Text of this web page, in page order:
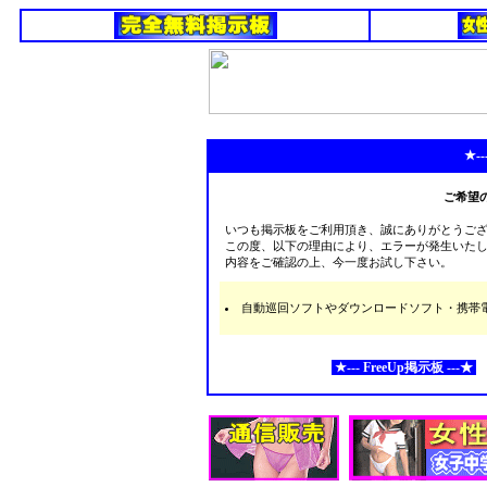
ご希望
いつも掲示板をご利用頂き、誠にありがとうご
この度、以下の理由により、エラーが発生いた
内容をご確認の上、今一度お試し下さい。
自動巡回ソフトやダウンロードソフト・携
★--- FreeUp掲示板 ---★